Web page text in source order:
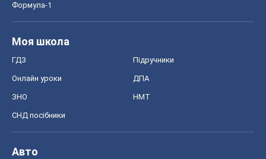
Формула-1
Моя школа
ГДЗ Підручники
Онлайн уроки ДПА
ЗНО НМТ
СНД посібники
Авто